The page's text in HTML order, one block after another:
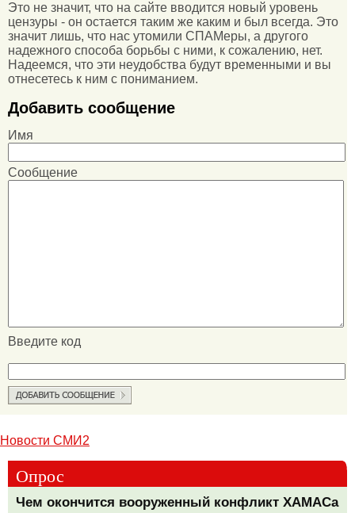
Это не значит, что на сайте вводится новый уровень
цензуры - он остается таким же каким и был всегда. Это
значит лишь, что нас утомили СПАМеры, а другого
надежного способа борьбы с ними, к сожалению, нет.
Надеемся, что эти неудобства будут временными и вы
отнесетесь к ним с пониманием.
Добавить сообщение
Имя
Сообщение
Введите код
Новости СМИ2
Опрос
Чем окончится вооруженный конфликт ХАМАСа